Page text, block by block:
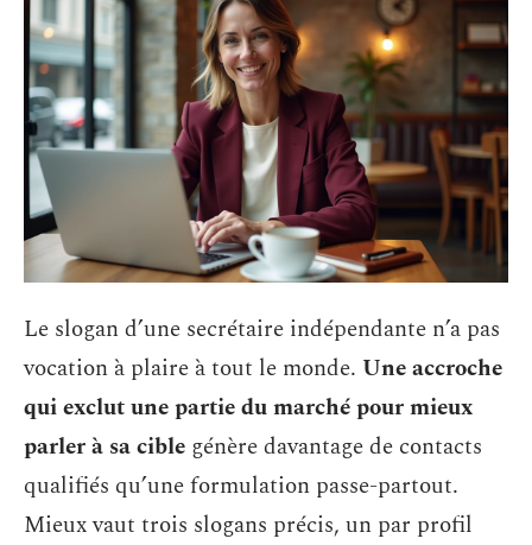
Le slogan d’une secrétaire indépendante n’a pas
vocation à plaire à tout le monde. Une accroche
qui exclut une partie du marché pour mieux
parler à sa cible génère davantage de contacts
qualifiés qu’une formulation passe-partout.
Mieux vaut trois slogans précis, un par profil